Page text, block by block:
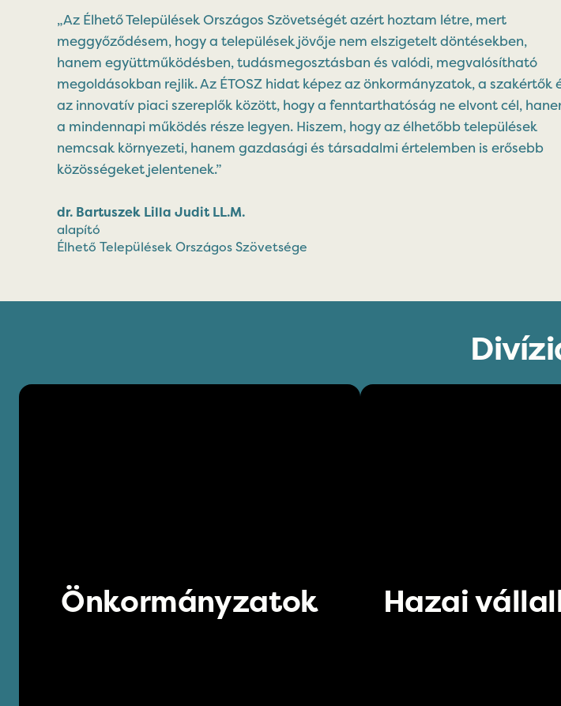
„Az Élhető Települések Országos Szövetségét azért hoztam létre, mert
meggyőződésem, hogy a települések jövője nem elszigetelt döntésekben,
hanem együttműködésben, tudásmegosztásban és valódi, megvalósítható
megoldásokban rejlik. Az ÉTOSZ hidat képez az önkormányzatok, a szakértők
az innovatív piaci szereplők között, hogy a fenntarthatóság ne elvont cél,
a mindennapi működés része legyen. Hiszem, hogy az élhetőbb települések
nemcsak környezeti, hanem gazdasági és társadalmi értelemben is erősebb
közösségeket jelentenek.”
dr. Bartuszek Lilla Judit LL.M.
alapító
Élhető Települések Országos Szövetsége
Önkormányzatok Hazai